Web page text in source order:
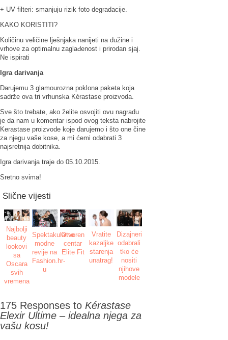
+ UV filteri: smanjuju rizik foto degradacije.
KAKO KORISTITI?
Količinu veličine lješnjaka nanijeti na dužine i
vrhove za optimalnu zaglađenost i prirodan sjaj.
Ne ispirati
Igra darivanja
Darujemu 3 glamourozna poklona paketa koja
sadrže ova tri vrhunska Kérastase proizvoda.
Sve što trebate, ako želite osvojiti ovu nagradu
je da nam u komentar ispod ovog teksta nabrojite
Kerastase proizvode koje darujemo i što one čine
za njegu vaše kose, a mi ćemi odabrati 3
najsretnija dobitnika.
Igra darivanja traje do 05.10.2015.
Sretno svima!
Slične vijesti
Najbolji
beauty
lookovi
sa
Oscara
svih
vremena
Spektakularne
modne
revije na
Fashion.hr-
u
Otvoren
centar
Elite Fit
Vratite
kazaljke
starenja
unatrag!
Dizajneri
odabrali
tko će
nositi
njihove
modele
175 Responses to Kérastase
Elexir Ultime – idealna njega za
vašu kosu!